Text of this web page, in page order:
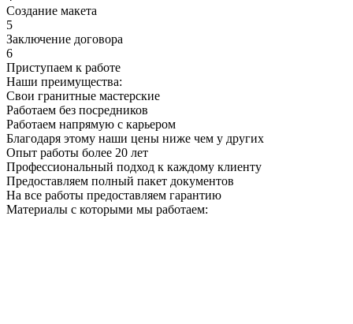
Создание макета
5
Заключение договора
6
Приступаем к работе
Наши преимущества:
Свои гранитные мастерские
Работаем без посредников
Работаем напрямую с карьером
Благодаря этому наши цены ниже чем у других
Опыт работы более 20 лет
Профессиональный подход к каждому клиенту
Предоставляем полный пакет документов
На все работы предоставляем гарантию
Материалы с которыми мы работаем: